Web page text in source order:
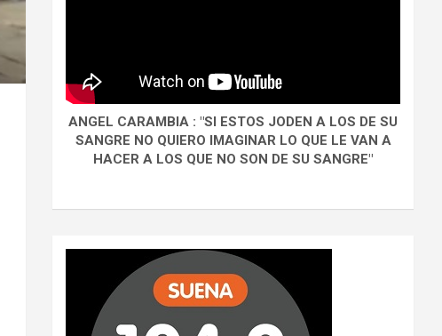
ANGEL CARAMBIA : "SI ESTOS JODEN A LOS DE SU
SANGRE NO QUIERO IMAGINAR LO QUE LE VAN A
HACER A LOS QUE NO SON DE SU SANGRE"